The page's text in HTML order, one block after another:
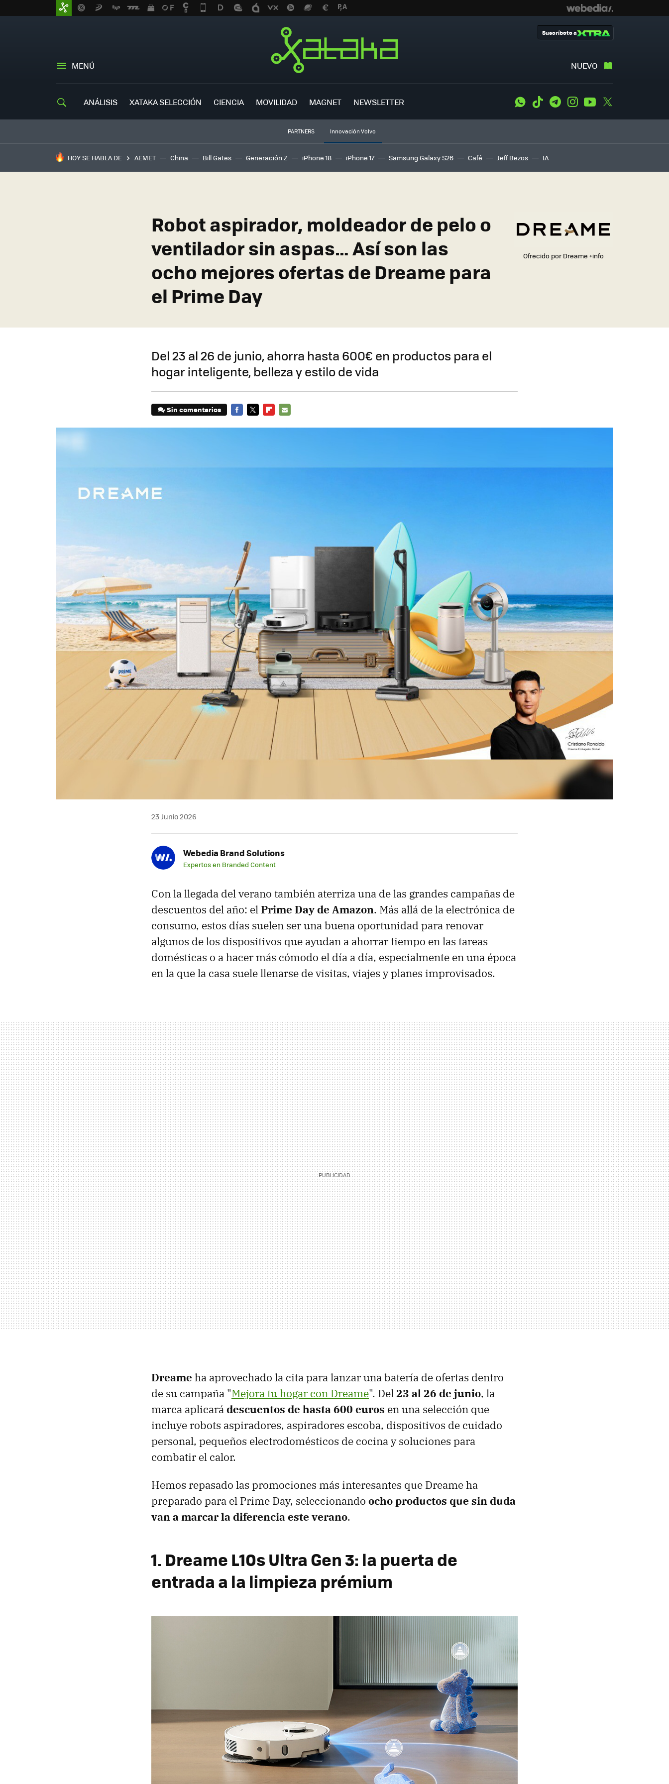
MENÚ NUEVO
Suscríbete a
ANÁLISIS XATAKA SELECCIÓN CIENCIA MOVILIDAD MAGNET NEWSLETTER WhatsApp
Tiktok TelegramInstagramYoutube
PARTNERS Innovación Volvo
HOY SE HABLA DE AEMET China Bill Gates Generación Z iPhone 18 iPhone 17 Samsung Galaxy S26 Café Jeff Bezos IA
Ofrecido por Dreame +info
Robot aspirador, moldeador de pelo o
ventilador sin aspas… Así son las
ocho mejores ofertas de Dreame para
el Prime Day
Del 23 al 26 de junio, ahorra hasta 600€ en productos para el
hogar inteligente, belleza y estilo de vida
Sin comentarios
23 Junio 2026
Webedia Brand Solutions
Expertos en Branded Content
Con la llegada del verano también aterriza una de las grandes campañas de
descuentos del año: elPrime Day de Amazon. Más allá de la electrónica de
consumo, estos días suelen ser una buena oportunidad para renovar
algunos de los dispositivos que ayudan a ahorrar tiempo en las tareas
domésticas o a hacer más cómodo el día a día, especialmente en una época
en la que la casa suele llenarse de visitas, viajes y planes improvisados.
Dreame ha aprovechado la cita para lanzar una batería de ofertas dentro
de su campaña "Mejora tu hogar con Dreame". Del23 al 26 de junio, la
marca aplicarádescuentos de hasta 600 euros en una selección que
incluye robots aspiradores, aspiradores escoba, dispositivos de cuidado
personal, pequeños electrodomésticos de cocina y soluciones para
combatir el calor.
Hemos repasado las promociones más interesantes que Dreame ha
preparado para el Prime Day, seleccionando ocho productos que sin duda
van a marcar la diferencia este verano.
1. Dreame L10s Ultra Gen 3: la puerta de
entrada a la limpieza prémium